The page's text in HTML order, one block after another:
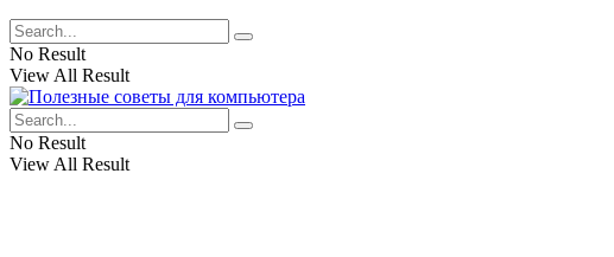
No Result
View All Result
No Result
View All Result